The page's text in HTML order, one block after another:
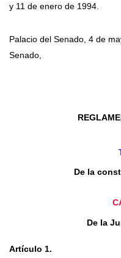
y 11 de enero de 1994.
Palacio del Senado, 4 de
Senado,
De la
De la
Artículo 1.